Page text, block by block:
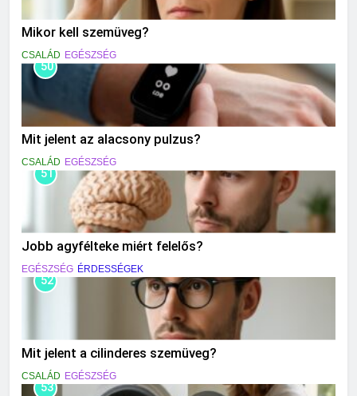
Mikor kell szemüveg?
CSALÁD EGÉSZSÉG
50
Mit jelent az alacsony pulzus?
CSALÁD EGÉSZSÉG
51
Jobb agyfélteke miért felelős?
EGÉSZSÉG ÉRDESSÉGEK
52
Mit jelent a cilinderes szemüveg?
CSALÁD EGÉSZSÉG
53